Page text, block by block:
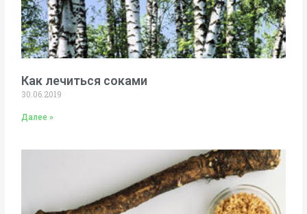
Как лечиться соками
30.06.2019
Далее »